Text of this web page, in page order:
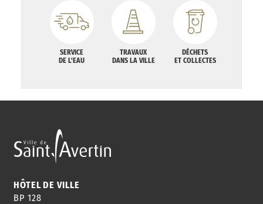
SERVICE
DE L'EAU
TRAVAUX
DANS LA VILLE
DÉCHETS
ET COLLECTES
HÔTEL DE VILLE
BP 128